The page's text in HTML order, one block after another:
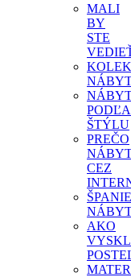
MALI
BY
STE
PODĽA
ŠTÝLU
PREČO
CEZ
AKO